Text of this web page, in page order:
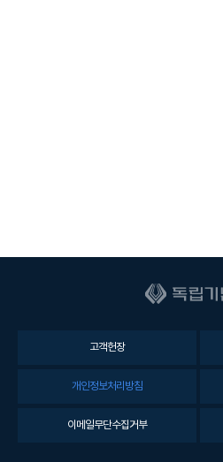
고객헌장
개인정보처리방침
이메일무단수집거부